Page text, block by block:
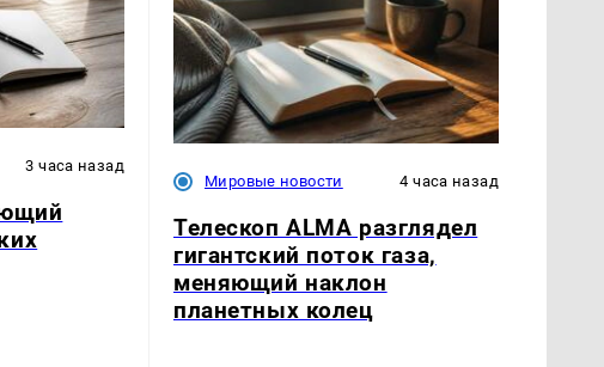
3 часа назад
Мировые новости 4 часа назад
Телескоп ALMA разглядел
гигантский поток газа,
меняющий наклон
планетных колец